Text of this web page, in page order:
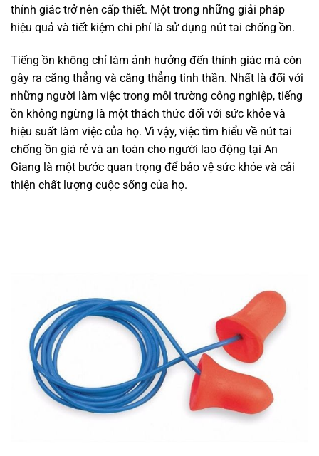
thính giác trở nên cấp thiết. Một trong những giải pháp
hiệu quả và tiết kiệm chi phí là sử dụng nút tai chống ồn.
Tiếng ồn không chỉ làm ảnh hưởng đến thính giác mà còn
gây ra căng thẳng và căng thẳng tinh thần. Nhất là đối với
những người làm việc trong môi trường công nghiệp, tiếng
ồn không ngừng là một thách thức đối với sức khỏe và
hiệu suất làm việc của họ. Vì vậy, việc tìm hiểu về nút tai
chống ồn giá rẻ và an toàn cho người lao động tại An
Giang là một bước quan trọng để bảo vệ sức khỏe và cải
thiện chất lượng cuộc sống của họ.